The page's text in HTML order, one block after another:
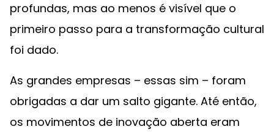
profundas, mas ao menos é visível que o
primeiro passo para a transformação cultural
foi dado.
As grandes empresas – essas sim – foram
obrigadas a dar um salto gigante. Até então,
os movimentos de inovação aberta eram